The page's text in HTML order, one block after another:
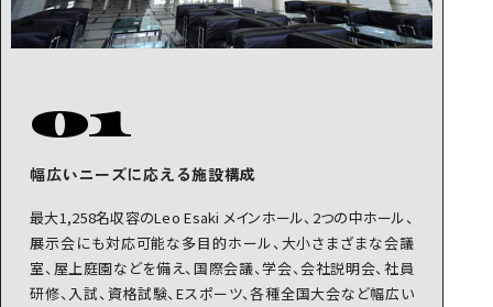
01
幅広いニーズに応える施設構成
最大1,258名収容のLeo Esaki メインホール、2つの中ホール、
展示会にも対応可能な多目的ホール、大小さまざまな会議
室、屋上庭園などを備え、国際会議、学会、会社説明会、社員
研修、入試、資格試験、Eスポーツ、各種全国大会など幅広い